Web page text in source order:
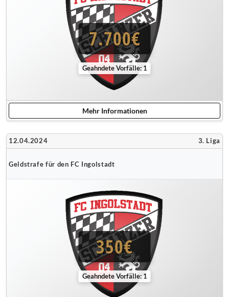
7.700€
Geahndete Vorfälle: 1
Mehr Informationen
12.04.2024 3. Liga
Geldstrafe für den FC Ingolstadt
350€
Geahndete Vorfälle: 1